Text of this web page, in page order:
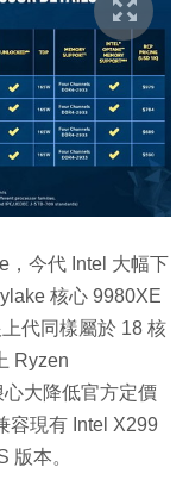
，今代 Intel 大幅下
核心 9980XE
代同樣屬於 18 核
Ryzen
大降低官方定價
容現有 Intel X299
版本。